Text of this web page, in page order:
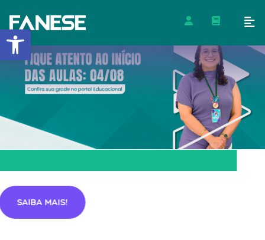
Barra de Ferramentas
SAIBA MAIS!